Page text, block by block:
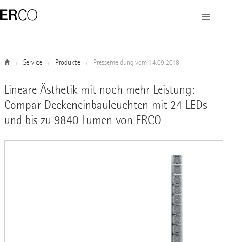
Service Produkte Pressemeldung vom 14.09.2018
Lineare Ästhetik mit noch mehr Leistung:
Compar Deckeneinbauleuchten mit 24 LEDs
und bis zu 9840 Lumen von ERCO